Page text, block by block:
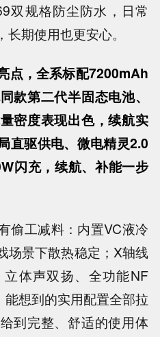
双规格防尘防水，日常
期使用也更安心。
点，全系标配7200mAh
款第二代半固态电池、
密度表现出色，续航实
直驱供电、微电精灵2.0
闪充，续航、补能一步
偷工减料：内置VC液冷
场景下散热稳定；X轴线
体声双扬、全功能NF
想到的实用配置全部拉
到完整、舒适的使用体